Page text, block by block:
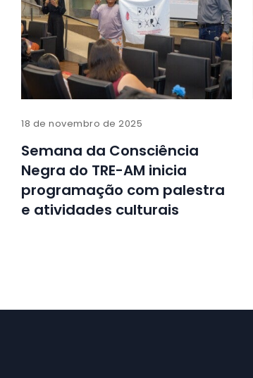
18 de novembro de 2025
Semana da Consciência
Negra do TRE-AM inicia
programação com palestra
e atividades culturais